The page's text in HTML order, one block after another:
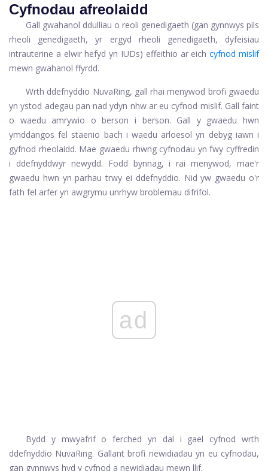
Cyfnodau afreolaidd
Gall gwahanol ddulliau o reoli genedigaeth (gan gynnwys pils
rheoli genedigaeth, yr ergyd rheoli genedigaeth, dyfeisiau
intrauterine a elwir hefyd yn IUDs) effeithio ar eich cyfnod mislif
mewn gwahanol ffyrdd.
Wrth ddefnyddio NuvaRing, gall rhai menywod brofi gwaedu
yn ystod adegau pan nad ydyn nhw ar eu cyfnod mislif. Gall faint
o waedu amrywio o berson i berson. Gall y gwaedu hwn
ymddangos fel staenio bach i waedu arloesol yn debyg iawn i
gyfnod rheolaidd. Mae gwaedu rhwng cyfnodau yn fwy cyffredin
i ddefnyddwyr newydd. Fodd bynnag, i rai menywod, mae'r
gwaedu hwn yn parhau trwy ei ddefnyddio. Nid yw gwaedu o'r
fath fel arfer yn awgrymu unrhyw broblemau difrifol.
ad
Bydd y mwyafrif o ferched yn dal i gael cyfnod wrth
ddefnyddio NuvaRing. Gallant brofi newidiadau yn eu cyfnodau,
gan gynnwys hyd y cyfnod a newidiadau mewn llif.